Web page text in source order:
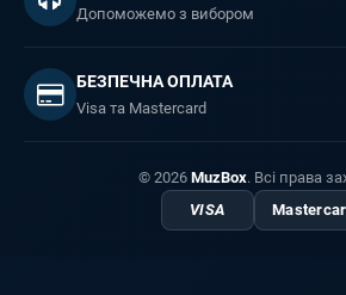
Допоможемо з вибором
БЕЗПЕЧНА ОПЛАТА
Visa та Mastercard
© 2026 MuzBox. Всі права
VISA